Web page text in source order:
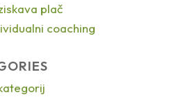
plač
coaching